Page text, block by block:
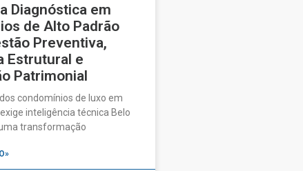
Diagnóstica em
de Alto Padrão
Preventiva,
Estrutural e
Patrimonial
condomínios de luxo em
inteligência técnica Belo
transformação